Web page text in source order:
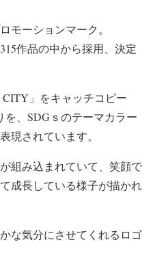
モーションマーク。
作品の中から採用、決定
」をキャッチコピー
を、SDGｓのテーマカラー
現されています。
組み込まれていて、笑顔で
成長している様子が描かれ
な気分にさせてくれるロゴ